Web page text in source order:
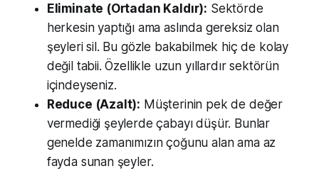
Eliminate (Ortadan Kaldır): Sektörde
herkesin yaptığı ama aslında gereksiz olan
şeyleri sil. Bu gözle bakabilmek hiç de kolay
değil tabii. Özellikle uzun yıllardır sektörün
içindeyseniz.
Reduce (Azalt): Müşterinin pek de değer
vermediği şeylerde çabayı düşür. Bunlar
genelde zamanımızın çoğunu alan ama az
fayda sunan şeyler.